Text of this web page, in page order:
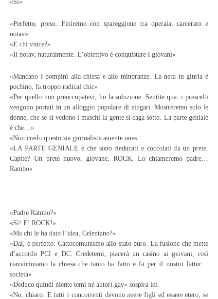
«Sì»
«Perfetto, preso. Finiremo con spareggione tra operaia, carcerato e
notav»
«E chi vince?»
«Il notav, naturalmente. L’obiettivo è conquistare i giovani»
«Mancano i pompini alla chiesa e alle minoranze. La nera in giuria è
pochino, fa troppo radical chic»
«Per quello non preoccupatevi, ho la soluzione. Sentite qua: i prescelti
vengono portati in un alloggio popolare di zingari. Mostreremo solo le
donne, che se si vedono i maschi la gente si caga sotto. La parte geniale
è che…»
«Non credo questo sia giornalisticamente ones
«LA PARTE GENIALE è che sono rieducati e coccolati da un prete.
Capite? Un prete nuovo, giovane, ROCK. Lo chiameremo padre…
Rambo»
«Padre Rambo?»
«Sì! E’ ROCK!»
«Ma chi le ha dato l’idea, Celentano?»
«Dai, è perfetto. Cattocomunismo allo stato puro. La fusione che mette
d’accordo PCI e DC. Credetemi, piacerà un casino ai giovani, così
riavviciniamo la chiesa che tanto ha fatto e fa per il nostro fattur…
società»
«Deduco quindi niente temi né autori gay» sospira lei.
«No, chiaro. E tutti i concorrenti devono avere figli ed essere etero, se